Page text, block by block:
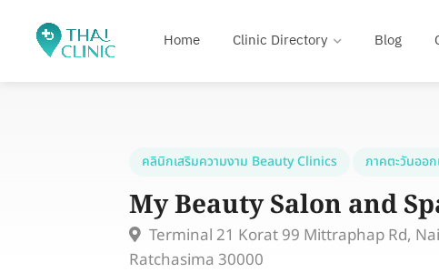
Home Clinic Directory Blog
คลินิกเสริมความงาม Beauty Clinics ภาคตะวันออก
My Beauty Salon and
Terminal 21 Korat 99 Mittraphap Rd,
Ratchasima 30000